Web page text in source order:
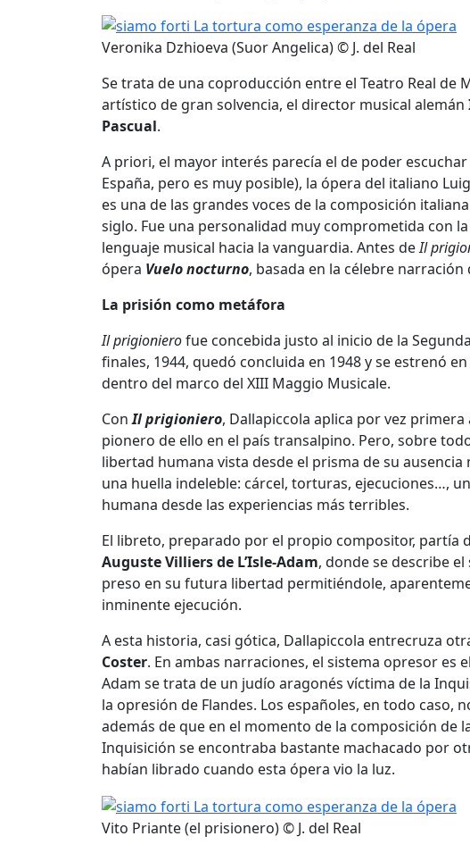
Veronika Dzhioeva (Suor Angelica) © J. del Real
Se trata de una coproducción entre el Teatro Real de
artístico de gran solvencia, el director musical alemán
Pascual.
A priori, el mayor interés parecía el de poder
España, pero es muy posible), la ópera del italiano
es una de las grandes voces de la composición
siglo. Fue una personalidad muy comprometida con
lenguaje musical hacia la vanguardia. Antes deIl
ópera Vuelo nocturno, basada en la célebre narración
La prisión como metáfora
Il prigionierofue concebida justo al inicio de la
finales, 1944, quedó concluida en 1948 y se estrenó
dentro del marco del XIII Maggio Musicale.
ConIl prigioniero, Dallapiccola aplica por vez
pionero de ello en el país transalpino. Pero, sobre
libertad humana vista desde el prisma de su
una huella indeleble: cárcel, torturas, ejecuciones…,
humana desde las experiencias más terribles.
El libreto, preparado por el propio compositor, partía
Auguste Villiers de L’Isle-Adam, donde se describe
preso en su futura libertad permitiéndole,
inminente ejecución.
A esta historia, casi gótica, Dallapiccola entrecruza
Coster. En ambas narraciones, el sistema opresor es
Adam se trata de un judío aragonés víctima de la
la opresión de Flandes. Los españoles, en todo caso,
además de que en el momento de la composición
Inquisición se encontraba bastante machacado por
habían librado cuando esta ópera vio la luz.
Vito Priante (el prisionero) © J. del Real